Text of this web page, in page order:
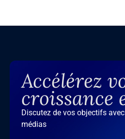
Accélérez
croissance
Discutez de vos objectifs
médias